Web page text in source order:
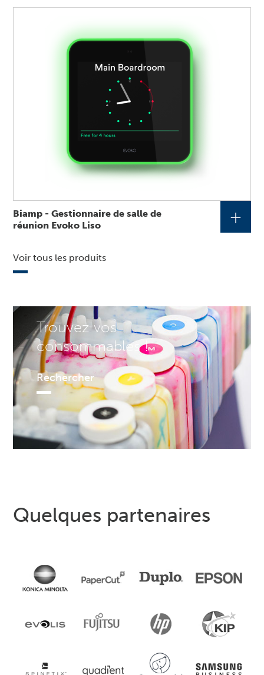
Trouvez vos
consommables !
Rechercher
Biamp - Gestionnaire de salle de
réunion Evoko Liso
+
Voir tous les produits
Quelques partenaires